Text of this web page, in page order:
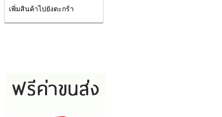
เพิ่มสินค้าไปยังตะกร้า